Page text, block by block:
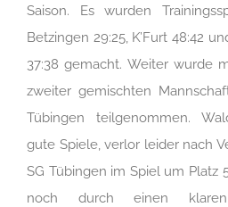
Saison. Es wurden
Betzingen 29:25, K’Furt 48:42
37:38 gemacht. Weiter wurde
zweiter gemischten
Tübingen teilgenommen.
gute Spiele, verlor leider nach
SG Tübingen im Spiel um Platz
noch durch einen